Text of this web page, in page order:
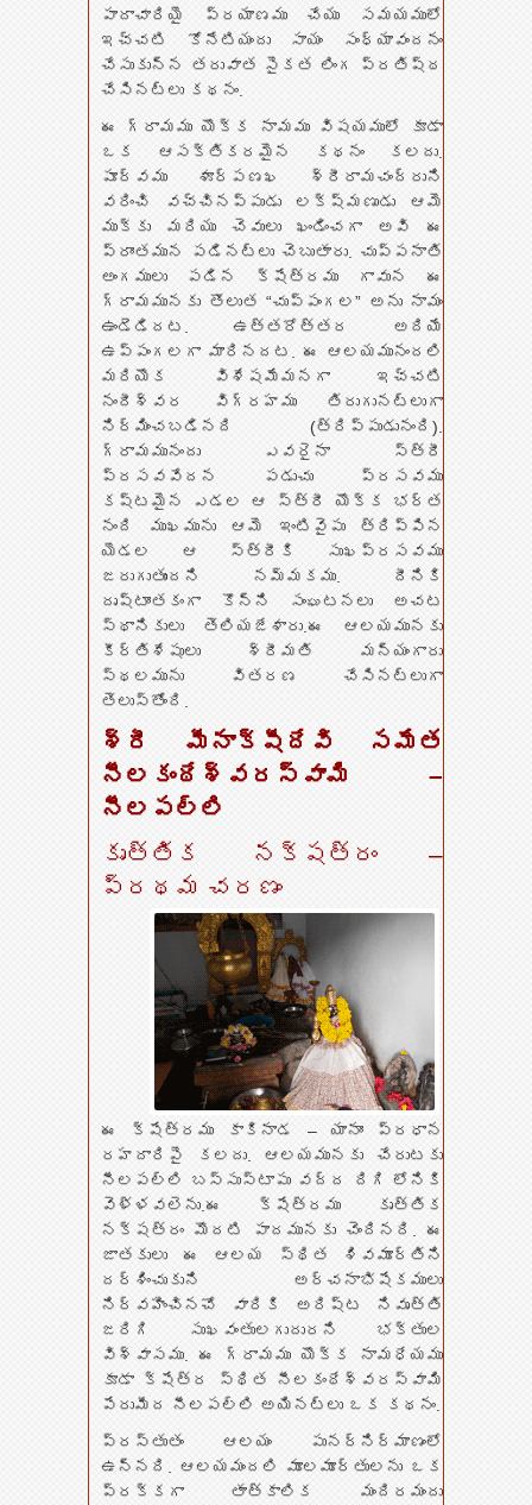
పాదాచారియై ప్రయాణము చేయు సమయములో
ఇచ్చటి కోనేటియందు సాయం సంధ్యావందనం
చేసుకున్న తరువాత సైకత లింగ ప్రతిష్ఠ
చేసినట్లు కథనం.
ఈ గ్రామము యొక్క నామము విషయములో కూడా
ఒక ఆసక్తికరమైన కథనం కలదు.
పూర్వము శూర్పణఖ శ్రీరామచంద్రుని
వరించి వచ్చినప్పుడు లక్ష్మణుడు ఆమె
ముక్కు మరియు చెవులు ఖండించగా అవి ఈ
ప్రాంతమున పడినట్లు చెబుతారు. చుప్పనాతి
అంగములు పడిన క్షేత్రము గావున ఈ
గ్రామమునకు తొలుత “చుప్పంగల” అను నామం
ఉండెడిదట. ఉత్తరోత్తర అదియే
ఉప్పంగలగా మారినదట. ఈ ఆలయమునందలి
మరియొక విశేషమేమనగా ఇచ్చటి
నందీశ్వర విగ్రహము తిరుగునట్లుగా
నిర్మించబడినది (త్రిప్పుడునంది).
గ్రామమునందు ఎవరైనా స్త్రీ
ప్రసవవేదన పడుచు ప్రసవము
కష్టమైన ఎడల ఆ స్త్రీ యొక్క భర్త
నంది ముఖమును ఆమె ఇంటివైపు త్రిప్పిన
యెడల ఆ స్త్రీకి సుఖప్రసవము
జరుగుతుందని నమ్మకము. దీనికి
దృష్టాంతకంగా కొన్ని సంఘటనలు అచట
స్థానికులు తెలియజేశారు.ఈ ఆలయమునకు
కీర్తిశేషులు శ్రీమతి మన్యంగారు
స్థలమును వితరణ చేసినట్లుగా
తెలుస్తోంది.
శ్రీ మీనాక్షీదేవి సమేత
నీలకంఠేశ్వరస్వామి –
నీలపల్లి
కృత్తిక నక్షత్రం –
ప్రథమ చరణం
ఈ క్షేత్రము కాకినాడ – యానాం ప్రధాన
రహదారిపై కలదు. ఆలయమునకు చేరుటకు
నీలపల్లి బస్సుస్టాపు వద్ద దిగి లోనికి
వెళ్ళవలెను.ఈ క్షేత్రము కృత్తిక
నక్షత్రం మొదటి పాదమునకు చెందినది. ఈ
జాతకులు ఈ ఆలయ స్థిత శివమూర్తిని
దర్శించుకుని అర్చనాభిషేకములు
నిర్వహించినచో వారికి అరిష్ట నివృత్తి
జరిగి సుఖవంతులగుదురని భక్తుల
విశ్వాసము. ఈ గ్రామము యొక్క నామధేయము
కూడా క్షేత్ర స్థిత నీలకంఠేశ్వరస్వామి
పేరుమీద నీలపల్లి అయినట్లు ఒక కథనం.
ప్రస్తుతం ఆలయం పునర్నిర్మాణంలో
ఉన్నది. ఆలయమందలి మూలమూర్తులను ఒక
ప్రక్కగా తాత్కాలిక మందిరమందు